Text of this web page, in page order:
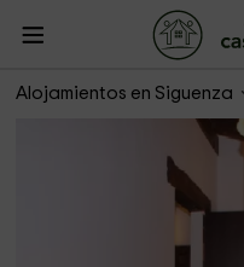
Alojamientos en Siguenza
Apartamento rural Rodrigo